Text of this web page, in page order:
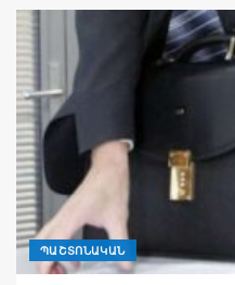
ՊԱՇՏՈՆԱԿԱՆ